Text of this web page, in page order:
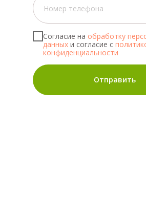
Согласие на обработку
данных и согласие с
конфиденциальности
Отправить